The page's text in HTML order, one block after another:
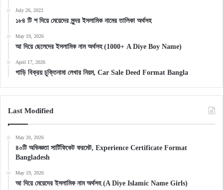
July 26, 2022
১৮৪ টি শ দিয়ে মেয়েদের সুন্দর ইসলামিক নামের তালিকা অর্থসহ
May 19, 2026
আ দিয়ে ছেলেদের ইসলামিক নাম অর্থসহ (1000+ A Diye Boy Name)
April 17, 2026
গাড়ি বিক্রয় চুক্তিনামা লেখার নিয়ম, Car Sale Deed Format Bangla
Last Modified
May 20, 2026
৪০টি অভিজ্ঞতা সার্টিফিকেট ফরমেট, Experience Certificate Format
Bangladesh
May 19, 2026
আ দিয়ে মেয়েদের ইসলামিক নাম অর্থসহ (A Diye Islamic Name Girls)